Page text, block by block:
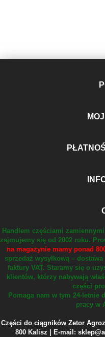
Handlem częściami
zajmujemy się od 2002 roku.
na magazynie mamy ponad
sprzedaż wysyłkową –
faktury VAT. Staramy się o
klientów, którzy nabywają
części
Pomaga nam w tym 24-letnie
pracy w
Części do ciągników Zetor
800 Kalisz | E-mail: